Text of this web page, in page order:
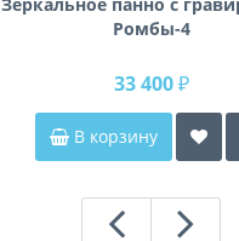
Ромбы-4
33 400 ₽
В корзину